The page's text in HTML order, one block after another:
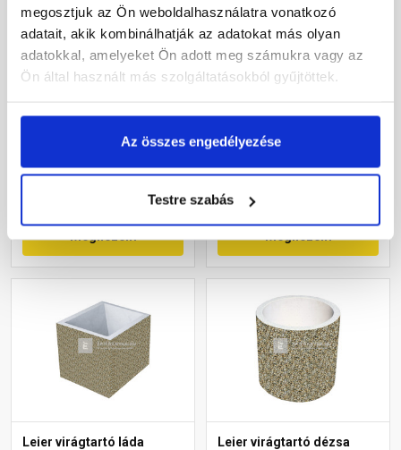
megosztjuk az Ön weboldalhasználatra vonatkozó
adatait, akik kombinálhatják az adatokat más olyan
adatokkal, amelyeket Ön adott meg számukra vagy az
Ön által használt más szolgáltatásokból gyűjtöttek.
Az összes engedélyezése
Testre szabás
Fabrostone Nuvolo ivókút
59 570 Ft/ db
Fabrostone Homokkő
vályú
23 760 Ft/ db
Leier virágtartó láda
Leier virágtartó dézsa